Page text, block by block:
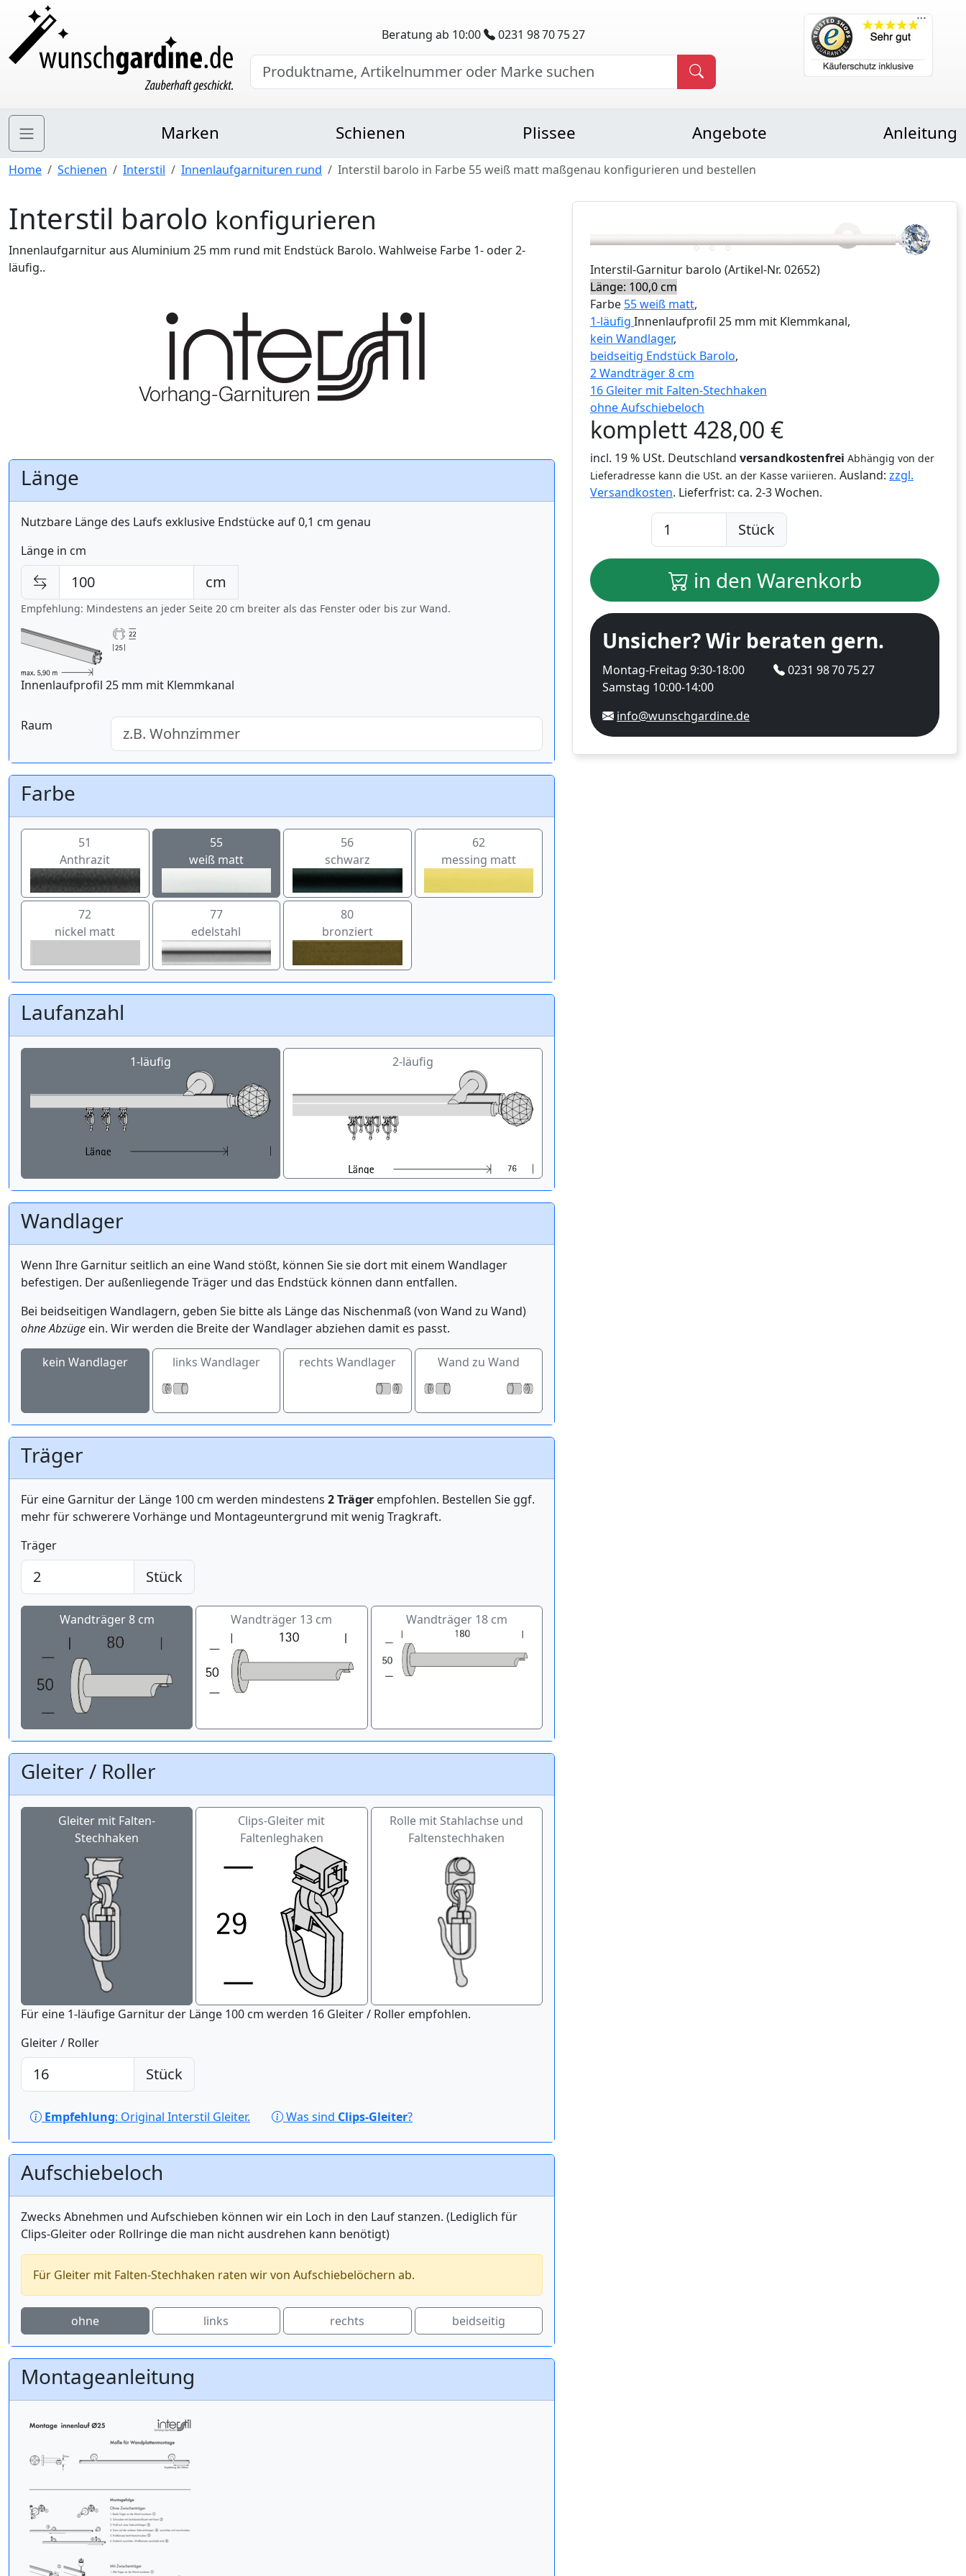
Beratung ab 10:00 0231 98 70 75 27
Marken Schienen Plissee Angebote Anleitung
Home Schienen Interstil Innenlaufgarnituren rund Interstil barolo in Farbe 55 weiß matt maßgenau konfigurieren und bestellen
Interstil barolo konfigurieren
Innenlaufgarnitur aus Aluminium 25 mm rund mit Endstück Barolo. Wahlweise Farbe 1- oder 2-
läufig..
Länge
Nutzbare Länge des Laufs exklusive Endstücke auf 0,1 cm genau
Länge in cm
cm
Empfehlung: Mindestens an jeder Seite 20 cm breiter als das Fenster oder bis zur Wand.
Innenlaufprofil 25 mm mit Klemmkanal
Raum
Farbe
51
Anthrazit
55
weiß matt
56
schwarz
62
messing matt
72
nickel matt
77
edelstahl
80
bronziert
Laufanzahl
1-läufig 2-läufig
Wandlager
Wenn Ihre Garnitur seitlich an eine Wand stößt, können Sie sie dort mit einem Wandlager
befestigen. Der außenliegende Träger und das Endstück können dann entfallen.
Bei beidseitigen Wandlagern, geben Sie bitte als Länge das Nischenmaß (von Wand zu Wand)
ohne Abzüge ein. Wir werden die Breite der Wandlager abziehen damit es passt.
kein Wandlager links Wandlager rechts Wandlager Wand zu Wand
Träger
Für eine Garnitur der Länge 100 cm werden mindestens 2 Träger empfohlen. Bestellen Sie ggf.
mehr für schwerere Vorhänge und Montageuntergrund mit wenig Tragkraft.
Träger
Stück
Wandträger 8 cm Wandträger 13 cm Wandträger 18 cm
Gleiter / Roller
Gleiter mit Falten-
Stechhaken
Clips-Gleiter mit
Faltenleghaken
Rolle mit Stahlachse und
Faltenstechhaken
Für eine 1-läufige Garnitur der Länge 100 cm werden 16 Gleiter / Roller empfohlen.
Gleiter / Roller
Stück
Empfehlung: Original Interstil Gleiter. Was sind Clips-Gleiter?
Aufschiebeloch
Zwecks Abnehmen und Aufschieben können wir ein Loch in den Lauf stanzen. (Lediglich für
Clips-Gleiter oder Rollringe die man nicht ausdrehen kann benötigt)
Für Gleiter mit Falten-Stechhaken raten wir von Aufschiebelöchern ab.
ohne links rechts beidseitig
Montageanleitung
Interstil-Garnitur barolo (Artikel-Nr. 02652)
Länge: 100,0 cm
Farbe 55 weiß matt,
1-läufig Innenlaufprofil 25 mm mit Klemmkanal,
kein Wandlager,
beidseitig Endstück Barolo,
2 Wandträger 8 cm
16 Gleiter mit Falten-Stechhaken
ohne Aufschiebeloch
komplett 428,00 €
incl. 19 % USt. Deutschland versandkostenfrei Abhängig von der
Lieferadresse kann die USt. an der Kasse variieren. Ausland: zzgl.
Versandkosten. Lieferfrist: ca. 2-3 Wochen.
Stück
in den Warenkorb
Unsicher? Wir beraten gern.
Montag-Freitag 9:30-18:00
Samstag 10:00-14:00
0231 98 70 75 27
info@wunschgardine.de